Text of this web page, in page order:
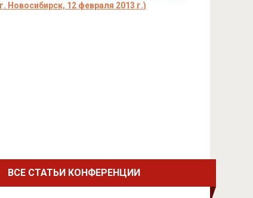
12 февраля 2013 г.)
ВСЕ СТАТЬИ КОНФЕРЕНЦИИ